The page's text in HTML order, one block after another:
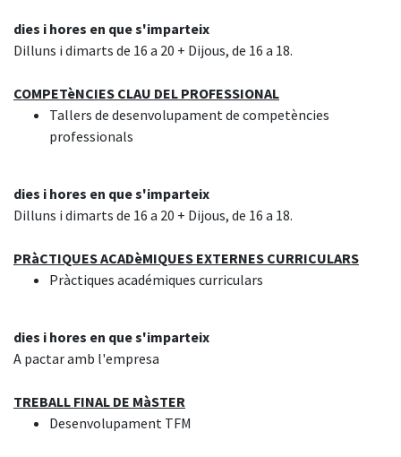
dies i hores en que s'imparteix
Dilluns i dimarts de 16 a 20 + Dijous, de 16 a 18.
COMPETèNCIES CLAU DEL PROFESSIONAL
Tallers de desenvolupament de competències
professionals
dies i hores en que s'imparteix
Dilluns i dimarts de 16 a 20 + Dijous, de 16 a 18.
PRàCTIQUES ACADèMIQUES EXTERNES CURRICULARS
Pràctiques académiques curriculars
dies i hores en que s'imparteix
A pactar amb l'empresa
TREBALL FINAL DE MàSTER
Desenvolupament TFM